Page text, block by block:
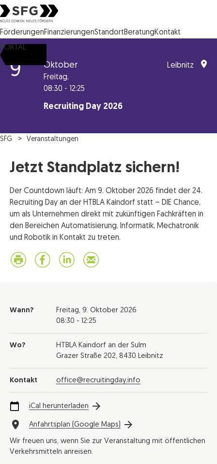
Steirische Wirtschaftsförderungsgesellschaft mbH SFG Logo
FörderungenFinanzierungenStandortBeratungKontakt
PORTAL
9 Oktober
Freitag,
08:30 - 12:25
Recruiting Day 2026
Leibnitz
SFG Veranstaltungen
Jetzt Standplatz sichern!
Der Countdown läuft: Am 9. Oktober 2026 findet der 24.
Recruiting Day an der HTBLA Kaindorf statt – DIE Chance,
um als Unternehmen direkt mit zukünftigen Fachkräften in
den Bereichen Automatisierung, Informatik, Mechatronik
und Robotik in Kontakt zu treten.
Wann? Freitag, 9. Oktober 2026
08:30 - 12:25
Wo?
HTBLA Kaindorf an der Sulm
Grazer Straße 202, 8430 Leibnitz
Kontakt office@recruitingday.info
iCal herunterladen
Anfahrtsplan (Google Maps)
Wir freuen uns, wenn Sie zur Veranstaltung mit öffentlichen
Verkehrsmitteln anreisen.